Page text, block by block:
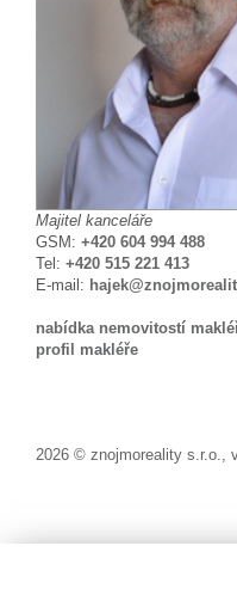
Majitel kanceláře
GSM: +420 604 994 488
Tel: +420 515 221 413
E-mail:
nabídka nemovitostí
profil makléře
2026 © znojmoreality s.r.o.,